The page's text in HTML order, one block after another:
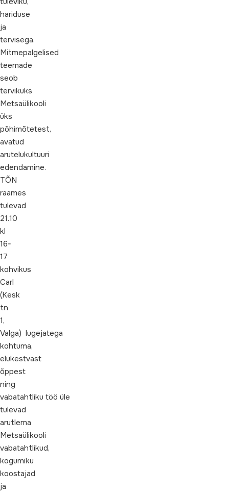
hariduse
ja
tervisega.
Mitmepalgelised
teemade
seob
tervikuks
Metsaülikooli
üks
põhimõtetest,
avatud
arutelukultuuri
edendamine.
TÕN
raames
tulevad
21.10
kl
16-
17
kohvikus
Carl
(Kesk
tn
1,
Valga) lugejatega
kohtuma,
elukestvast
õppest
ning
vabatahtliku töö üle
tulevad
arutlema
Metsaülikooli
vabatahtlikud,
kogumiku
koostajad
ja